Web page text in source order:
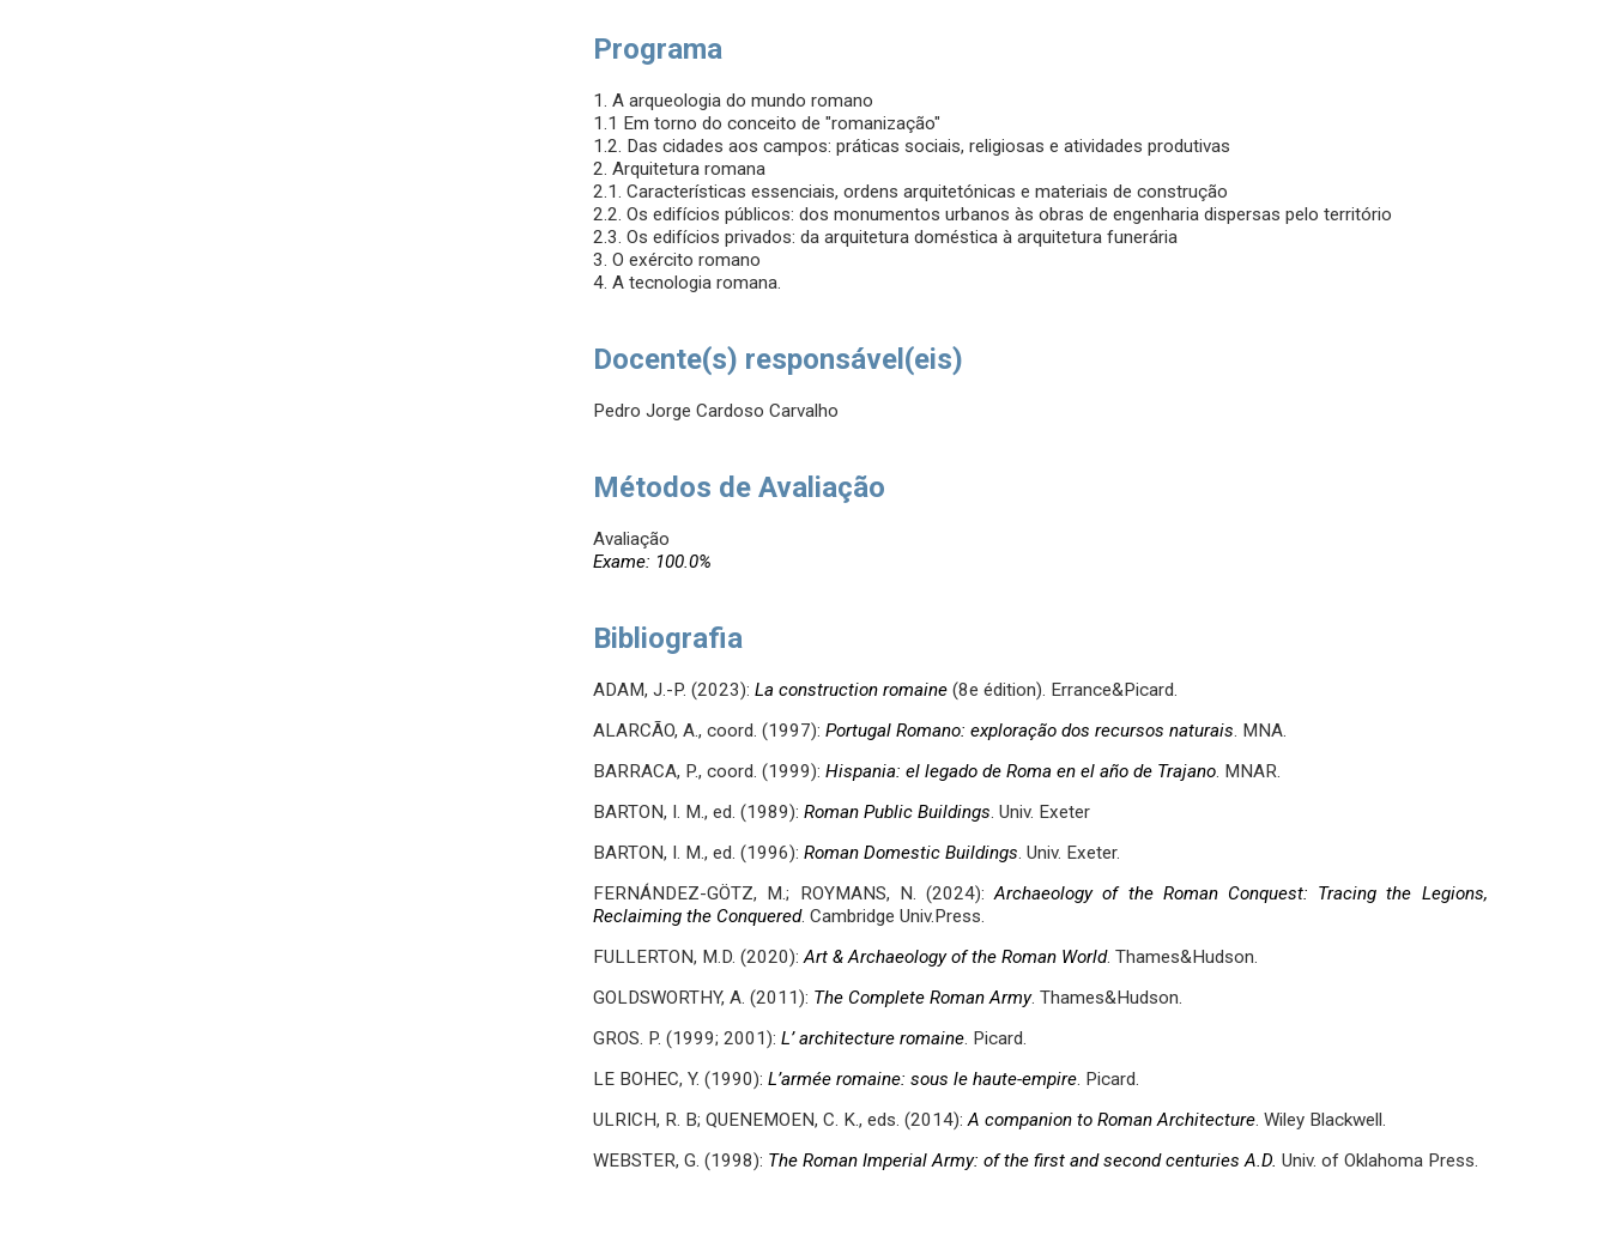
Programa
1. A arqueologia do mundo romano
1.1 Em torno do conceito de "romanização"
1.2. Das cidades aos campos: práticas sociais, religiosas e atividades produtivas
2. Arquitetura romana
2.1. Características essenciais, ordens arquitetónicas e materiais de construção
2.2. Os edifícios públicos: dos monumentos urbanos às obras de engenharia dispersas pelo território
2.3. Os edifícios privados: da arquitetura doméstica à arquitetura funerária
3. O exército romano
4. A tecnologia romana.
Docente(s) responsável(eis)
Pedro Jorge Cardoso Carvalho
Métodos de Avaliação
Avaliação
Exame: 100.0%
Bibliografia
ADAM, J.-P. (2023):La construction romaine (8e édition). Errance&Picard.
ALARCÃO, A., coord. (1997):Portugal Romano: exploração dos recursos naturais. MNA.
BARRACA, P., coord. (1999):Hispania: el legado de Roma en el año de Trajano. MNAR.
BARTON, I. M., ed. (1989):Roman Public Buildings. Univ. Exeter
BARTON, I. M., ed. (1996):Roman Domestic Buildings. Univ. Exeter.
FERNÁNDEZ-GÖTZ, M.; ROYMANS, N. (2024):Archaeology of the Roman Conquest: Tracing the Legions,
Reclaiming the Conquered. Cambridge Univ.Press.
FULLERTON, M.D. (2020):Art & Archaeology of the Roman World. Thames&Hudson.
GOLDSWORTHY, A. (2011): The Complete Roman Army. Thames&Hudson.
GROS. P. (1999; 2001):L’ architecture romaine. Picard.
LE BOHEC, Y. (1990):L’armée romaine: sous le haute-empire. Picard.
ULRICH, R. B; QUENEMOEN, C. K., eds. (2014):A companion to Roman Architecture. Wiley Blackwell.
WEBSTER, G. (1998): The Roman Imperial Army: of the first and second centuries A.D. Univ. of Oklahoma Press.